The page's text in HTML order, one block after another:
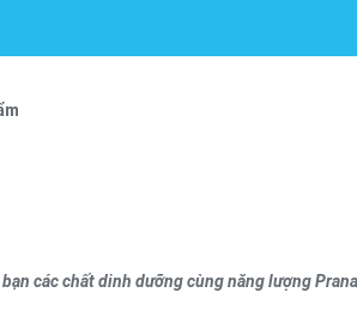
các chất dinh dưỡng cùng năng lượng